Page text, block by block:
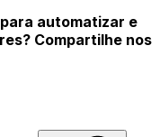
automatizar e
Compartilhe nos